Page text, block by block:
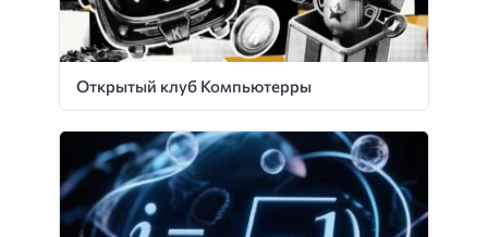
Открытый клуб Компьютерры